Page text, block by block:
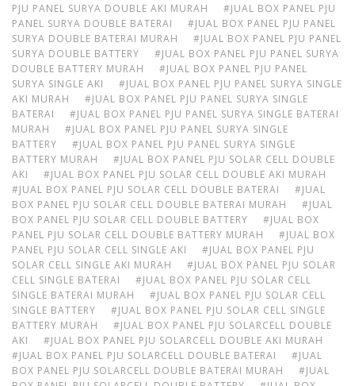
PJU PANEL SURYA DOUBLE AKI MURAH
#JUAL BOX PANEL PJU
PANEL SURYA DOUBLE BATERAI
#JUAL BOX PANEL PJU PANEL
SURYA DOUBLE BATERAI MURAH
#JUAL BOX PANEL PJU PANEL
SURYA DOUBLE BATTERY
#JUAL BOX PANEL PJU PANEL SURYA
DOUBLE BATTERY MURAH
#JUAL BOX PANEL PJU PANEL
SURYA SINGLE AKI
#JUAL BOX PANEL PJU PANEL SURYA SINGLE
AKI MURAH
#JUAL BOX PANEL PJU PANEL SURYA SINGLE
BATERAI
#JUAL BOX PANEL PJU PANEL SURYA SINGLE BATERAI
MURAH
#JUAL BOX PANEL PJU PANEL SURYA SINGLE
BATTERY
#JUAL BOX PANEL PJU PANEL SURYA SINGLE
BATTERY MURAH
#JUAL BOX PANEL PJU SOLAR CELL DOUBLE
AKI
#JUAL BOX PANEL PJU SOLAR CELL DOUBLE AKI MURAH
#JUAL BOX PANEL PJU SOLAR CELL DOUBLE BATERAI
#JUAL
BOX PANEL PJU SOLAR CELL DOUBLE BATERAI MURAH
#JUAL
BOX PANEL PJU SOLAR CELL DOUBLE BATTERY
#JUAL BOX
PANEL PJU SOLAR CELL DOUBLE BATTERY MURAH
#JUAL BOX
PANEL PJU SOLAR CELL SINGLE AKI
#JUAL BOX PANEL PJU
SOLAR CELL SINGLE AKI MURAH
#JUAL BOX PANEL PJU SOLAR
CELL SINGLE BATERAI
#JUAL BOX PANEL PJU SOLAR CELL
SINGLE BATERAI MURAH
#JUAL BOX PANEL PJU SOLAR CELL
SINGLE BATTERY
#JUAL BOX PANEL PJU SOLAR CELL SINGLE
BATTERY MURAH
#JUAL BOX PANEL PJU SOLARCELL DOUBLE
AKI
#JUAL BOX PANEL PJU SOLARCELL DOUBLE AKI MURAH
#JUAL BOX PANEL PJU SOLARCELL DOUBLE BATERAI
#JUAL
BOX PANEL PJU SOLARCELL DOUBLE BATERAI MURAH
#JUAL